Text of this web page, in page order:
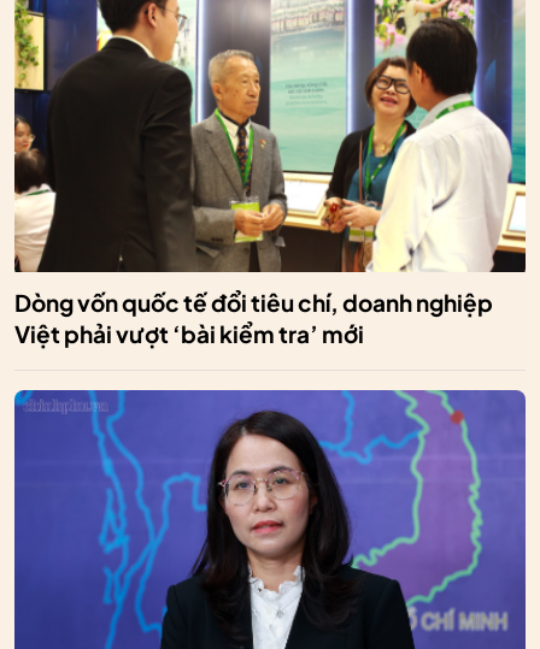
Dòng vốn quốc tế đổi tiêu chí, doanh nghiệp
Việt phải vượt ‘bài kiểm tra’ mới